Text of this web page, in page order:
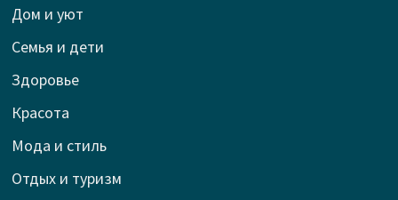
Дом и уют
Семья и дети
Здоровье
Красота
Мода и стиль
Отдых и туризм